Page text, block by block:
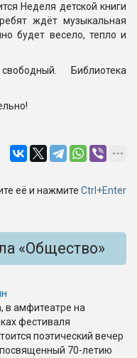
Неделя детской книги
ждёт музыкальная
будет весело, тепло и
Библиотека
её и нажмите Ctrl+Enter
«Общество»
в амфитеатре на
фестиваля
поэтический вечер
70-летию